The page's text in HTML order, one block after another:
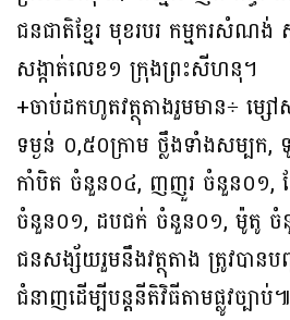
ជនជាតិខ្មែរ មុខរបរ កម្មករសំណ
សង្កាត់លេខ១ ក្រុងព្រះសីហនុ។
+ចាប់ដកហូតវត្ថុតាងរួមមាន÷ ម្ស
ទម្ងន់ ០,៥០ក្រាម ថ្លឹងទាំងសម្បក
កាំបិត ចំនួន០៤, ញញួរ ចំនួន០១, ដ
ចំនួន០១, ដបជក់ ចំនួន០១, ម៉ូតូ ចំ
ជនសង្ស័យរួមនឹងវត្ថុតាង ត្រូវបាន
ជំនាញដើម្បីបន្តនីតិវិធីតាមផ្លូវច្បាប់៕